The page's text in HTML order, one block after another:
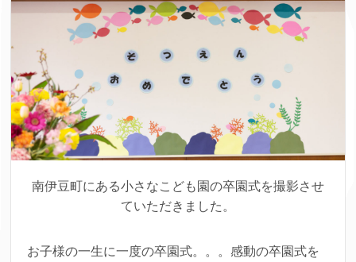
南伊豆町にある小さなこども園の卒園式を撮影させ
ていただきました。
お子様の一生に一度の卒園式。。。感動の卒園式を